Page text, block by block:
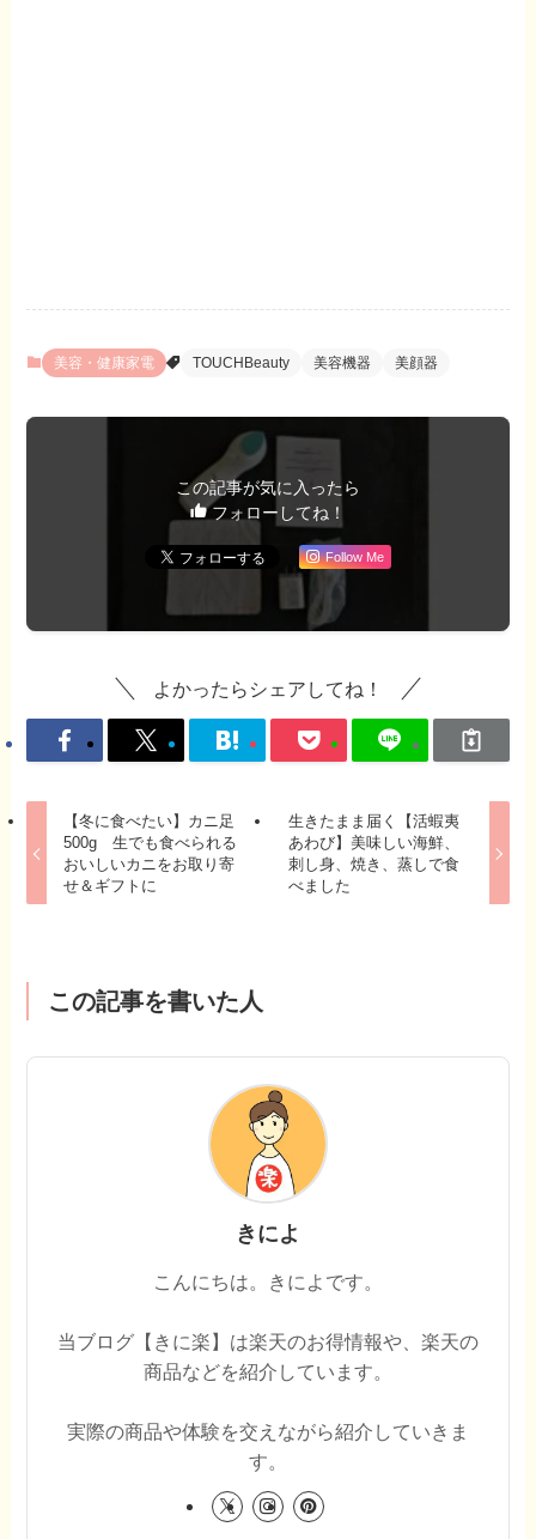
美容・健康家電 TOUCHBeauty 美容機器 美顔器
この記事が気に入ったら
フォローしてね！
Follow Me
よかったらシェアしてね！
【冬に食べたい】カニ足
500g 生でも食べられる
おいしいカニをお取り寄
せ＆ギフトに
生きたまま届く【活蝦夷
あわび】美味しい海鮮、
刺し身、焼き、蒸しで食
べました
この記事を書いた人
きによ
こんにちは。きによです。
当ブログ【きに楽】は楽天のお得情報や、楽天の
商品などを紹介しています。
実際の商品や体験を交えながら紹介していきま
す。